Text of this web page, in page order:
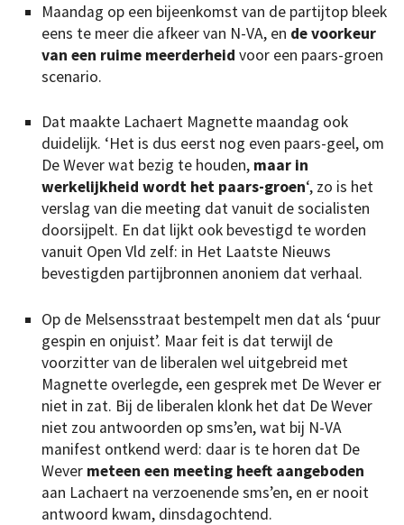
Maandag op een bijeenkomst van de partijtop bleek
eens te meer die afkeer van N-VA, en de voorkeur
van een ruime meerderheid voor een paars-groen
scenario.
Dat maakte Lachaert Magnette maandag ook
duidelijk. ‘Het is dus eerst nog even paars-geel, om
De Wever wat bezig te houden, maar in
werkelijkheid wordt het paars-groen‘, zo is het
verslag van die meeting dat vanuit de socialisten
doorsijpelt. En dat lijkt ook bevestigd te worden
vanuit Open Vld zelf: in Het Laatste Nieuws
bevestigden partijbronnen anoniem dat verhaal.
Op de Melsensstraat bestempelt men dat als ‘puur
gespin en onjuist’. Maar feit is dat terwijl de
voorzitter van de liberalen wel uitgebreid met
Magnette overlegde, een gesprek met De Wever er
niet in zat. Bij de liberalen klonk het dat De Wever
niet zou antwoorden op sms’en, wat bij N-VA
manifest ontkend werd: daar is te horen dat De
Wever meteen een meeting heeft aangeboden
aan Lachaert na verzoenende sms’en, en er nooit
antwoord kwam, dinsdagochtend.